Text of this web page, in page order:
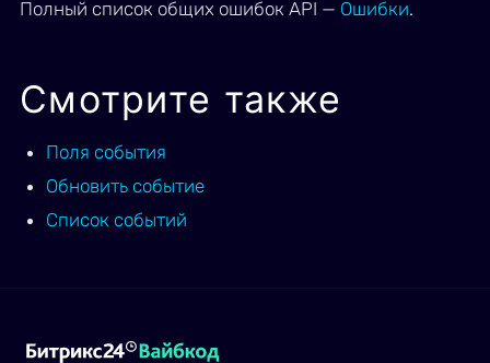
Полный список общих ошибок API — Ошибки.
Смотрите также
Поля события
Обновить событие
Список событий